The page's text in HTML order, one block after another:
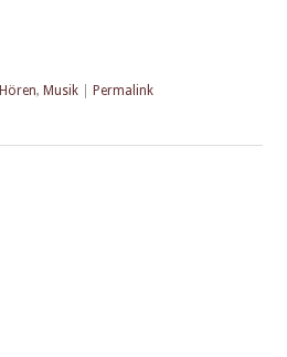
Hören, Musik Permalink